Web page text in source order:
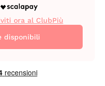
ora al ClubPiù
disponibili